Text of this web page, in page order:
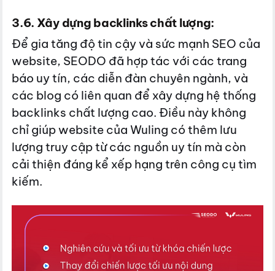
3.6. Xây dựng backlinks chất lượng:
Để gia tăng độ tin cậy và sức mạnh SEO của
website, SEODO đã hợp tác với các trang
báo uy tín, các diễn đàn chuyên ngành, và
các blog có liên quan để xây dựng hệ thống
backlinks chất lượng cao. Điều này không
chỉ giúp website của Wuling có thêm lưu
lượng truy cập từ các nguồn uy tín mà còn
cải thiện đáng kể xếp hạng trên công cụ tìm
kiếm.